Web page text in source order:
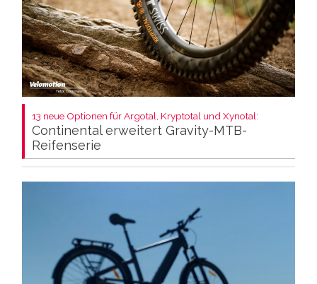
13 neue Optionen für Argotal, Kryptotal und Xynotal:
Continental erweitert Gravity-MTB-
Reifenserie